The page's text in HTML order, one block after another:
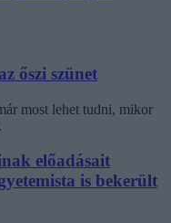
őszi szünet
most lehet tudni, mikor
előadásait
is bekerült